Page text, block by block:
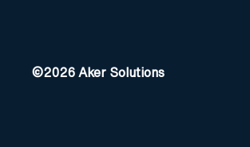
©2026 Aker Solutions